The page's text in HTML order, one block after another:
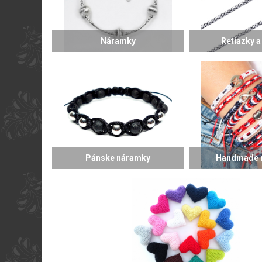
Náramky Retiazky
Pánske náramky Handmade